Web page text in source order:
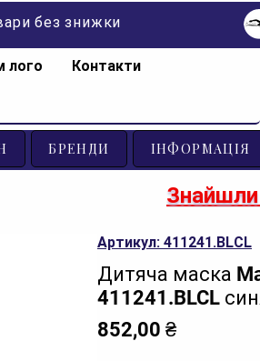
без знижки
лого Контакти
БРЕНДИ ІНФОРМАЦІЯ
Артикул: 411241.BLCL
Дитяча маска
411241.BLCL
852,00 ₴Ціна